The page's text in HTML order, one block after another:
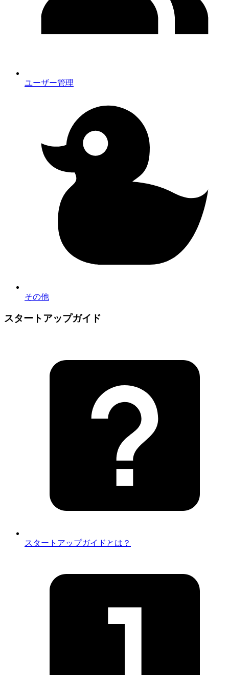
ユーザー管理
その他
スタートアップガイド
スタートアップガイドとは？